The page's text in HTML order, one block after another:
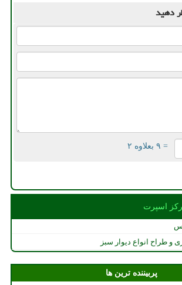
دهید
= ۹ بعلاوه ۲
اسپرت
و طراح انواع دیوار سبز
پربیننده ترین ها